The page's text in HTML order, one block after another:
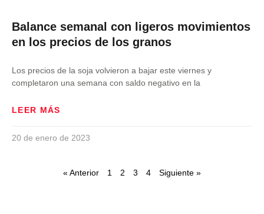
Balance semanal con ligeros movimientos
en los precios de los granos
Los precios de la soja volvieron a bajar este viernes y
completaron una semana con saldo negativo en la
LEER MÁS
20 de enero de 2023
« Anterior 1 2 3 4 Siguiente »